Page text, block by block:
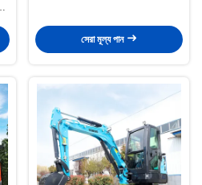
সেরা মূল্য পান